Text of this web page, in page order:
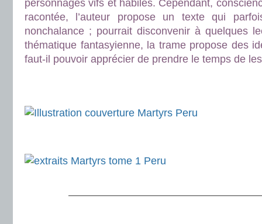
personnages vifs et habiles. Cependant,
racontée, l’auteur propose un texte qui
nonchalance ; pourrait disconvenir à quelques
thématique fantasyienne, la trame propose des
faut-il pouvoir apprécier de prendre le temps de